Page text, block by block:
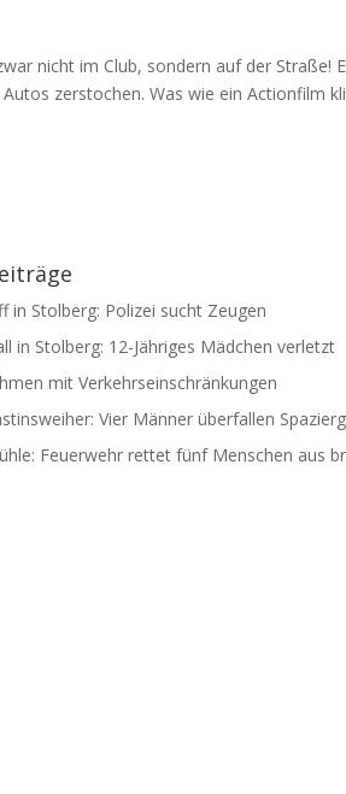
nicht im Club, sondern auf der Straße!
zerstochen. Was wie ein Actionfilm
in Stolberg: Polizei sucht Zeugen
in Stolberg: 12-Jähriges Mädchen verletzt
mit Verkehrseinschränkungen
Vier Männer überfallen
Feuerwehr rettet fünf Menschen aus